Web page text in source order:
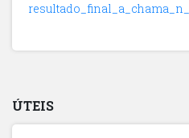
ÚTEIS